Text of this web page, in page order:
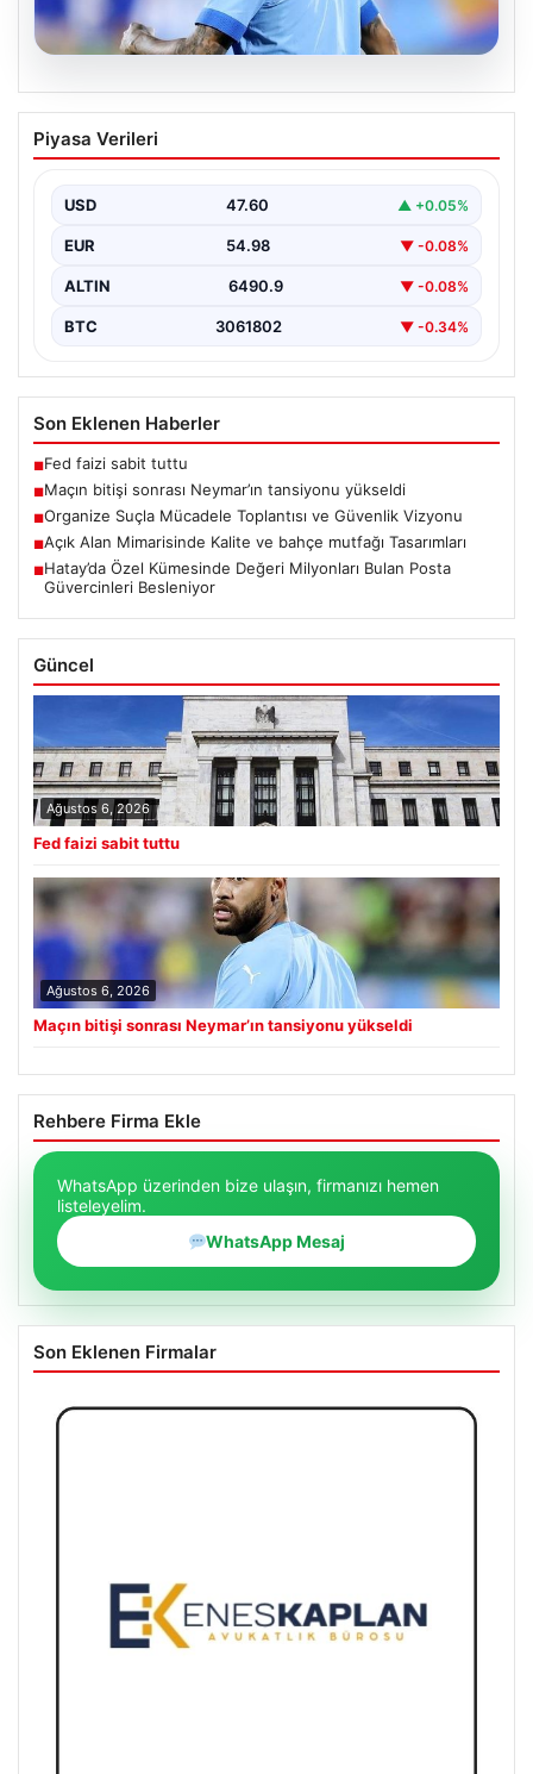
06.08.2026
Maçın bitişi sonrası Neymar’ın
tansiyonu yükseldi
gergin anlar yaşandı. Tribünlerin coşkusu ve sahadaki
yüksek…
Piyasa Verileri
USD 47.60 ▲ +0.05%
EUR 54.98 ▼ -0.08%
ALTIN 6490.9 ▼ -0.08%
BTC 3061802 ▼ -0.34%
Son Eklenen Haberler
■Fed faizi sabit tuttu
■Maçın bitişi sonrası Neymar’ın tansiyonu yükseldi
■Organize Suçla Mücadele Toplantısı ve Güvenlik Vizyonu
■Açık Alan Mimarisinde Kalite ve bahçe mutfağı Tasarımları
■Hatay’da Özel Kümesinde Değeri Milyonları Bulan Posta
Güvercinleri Besleniyor
Güncel
Ağustos 6, 2026
Fed faizi sabit tuttu
Ağustos 6, 2026
Maçın bitişi sonrası Neymar’ın tansiyonu yükseldi
Rehbere Firma Ekle
WhatsApp üzerinden bize ulaşın, firmanızı hemen
listeleyelim.
WhatsApp Mesaj
Son Eklenen Firmalar